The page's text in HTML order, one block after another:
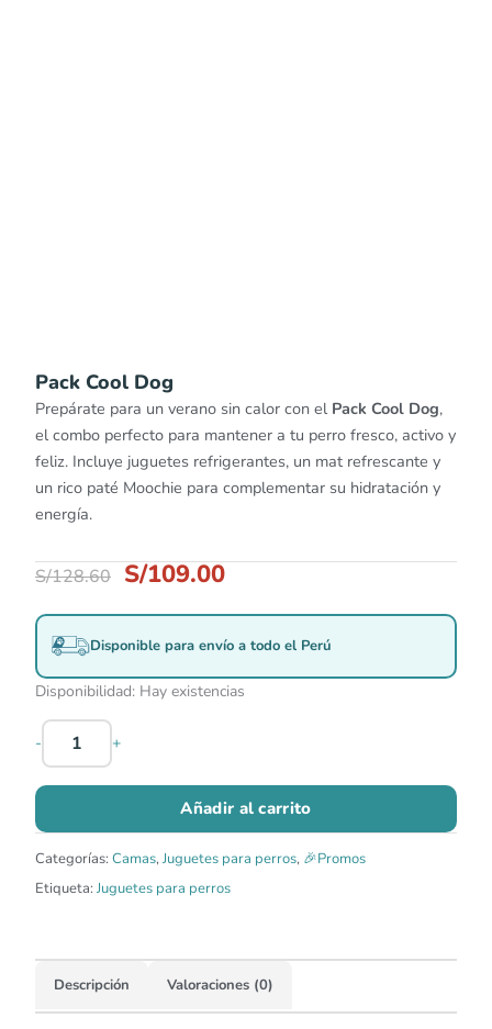
Pack Cool Dog
Prepárate para un verano sin calor con el Pack Cool Dog,
el combo perfecto para mantener a tu perro fresco, activo y
feliz. Incluye juguetes refrigerantes, un mat refrescante y
un rico paté Moochie para complementar su hidratación y
energía.
S/128.60 S/109.00
Disponible para envío a todo el Perú
Disponibilidad: Hay existencias
- +
Añadir al carrito
Categorías: Camas,Juguetes para perros, 🎉Promos
Etiqueta: Juguetes para perros
Descripción Valoraciones (0)